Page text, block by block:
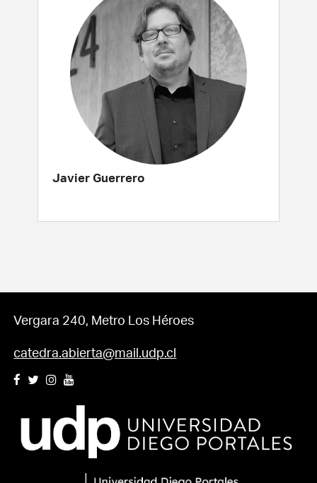
Javier Guerrero
Vergara 240, Metro Los Héroes
catedra.abierta@mail.udp.cl